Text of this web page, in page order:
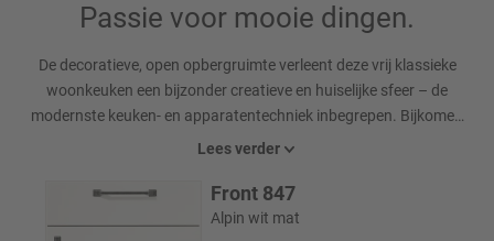
Passie voor mooie dingen.
De decoratieve, open opbergruimte verleent deze vrij klassieke
woonkeuken een bijzonder creatieve en huiselijke sfeer – de
modernste keuken- en apparatentechniek inbegrepen. Bijkomen
en ontspannen!
Lees verder
Front 847
Alpin wit mat